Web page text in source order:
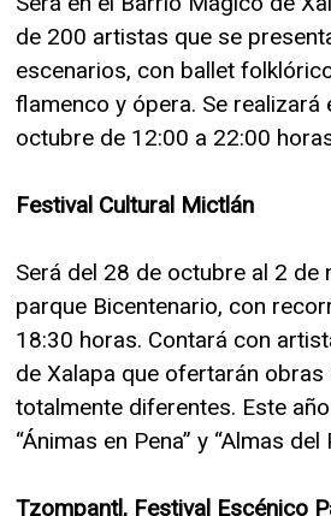
de 200 artistas que se
escenarios, con ballet
flamenco y ópera. Se realizará
octubre de 12:00 a 22:00
Festival Cultural Mictlán
Será del 28 de octubre al 2 de
parque Bicentenario, con
18:30 horas. Contará con
de Xalapa que ofertarán
totalmente diferentes. Este
“Ánimas en Pena” y “Almas del
Tzompantl, Festival Escénico